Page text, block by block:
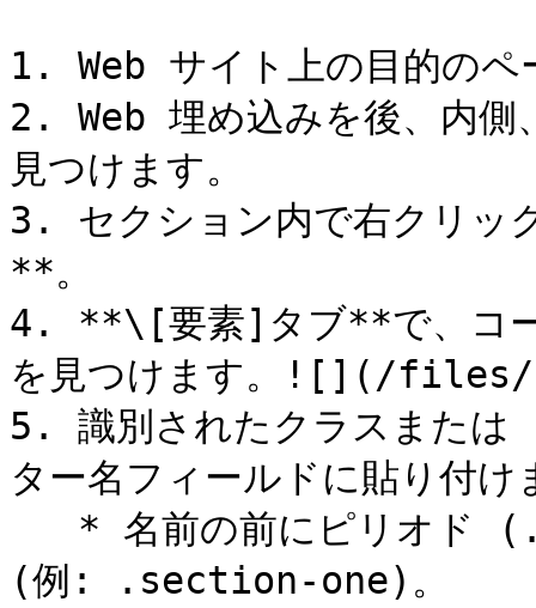
1. Web サイト上の目的のペ
2. Web 埋め込みを後、内側
見つけます。
3. セクション内で右クリッ
**。
4. **\[要素]タブ**で、コー
を見つけます。![](/files/
5. 識別されたクラスまたは
ター名フィールドに貼り付け
(例: .section-one)。